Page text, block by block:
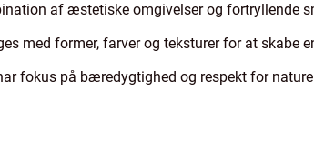
af æstetiske omgivelser og fortryllende
med former, farver og teksturer for at skabe
fokus på bæredygtighed og respekt for